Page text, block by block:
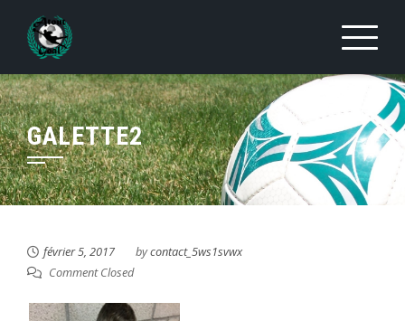
content
GALETTE2
février 5, 2017 bycontact_5ws1svwx
Comment Closed